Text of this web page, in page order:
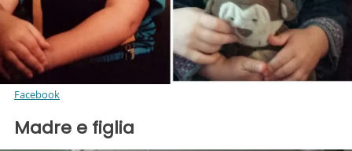
Facebook
Madre e figlia